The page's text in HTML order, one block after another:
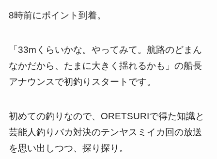
8時前にポイント到着。
「 33m くらいかな。やってみて。航路のどまん
なかだから、たまに大きく揺れるかも」の船長
アナウンスで初釣りスタートです。
初めての釣りなので、 ORETSURIで得た知識と
芸能人釣りバカ対決のテンヤスミイカ回の放送
を思い出しつつ、探り探り。